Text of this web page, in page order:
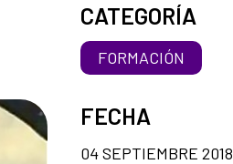
CATEGORÍA
FORMACIÓN
FECHA
04 SEPTIEMBRE 2018